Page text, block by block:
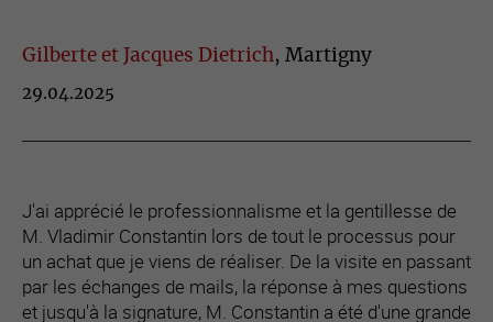
Gilberte et Jacques Dietrich, Martigny
29.04.2025
J'ai apprécié le professionnalisme et la gentillesse de
M. Vladimir Constantin lors de tout le processus pour
un achat que je viens de réaliser. De la visite en passant
par les échanges de mails, la réponse à mes questions
et jusqu'à la signature, M. Constantin a été d'une grande